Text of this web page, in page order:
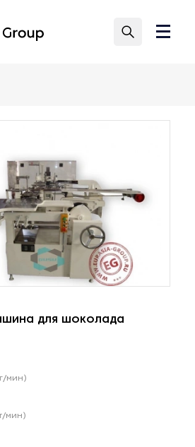
для шоколада
мин)
мин)